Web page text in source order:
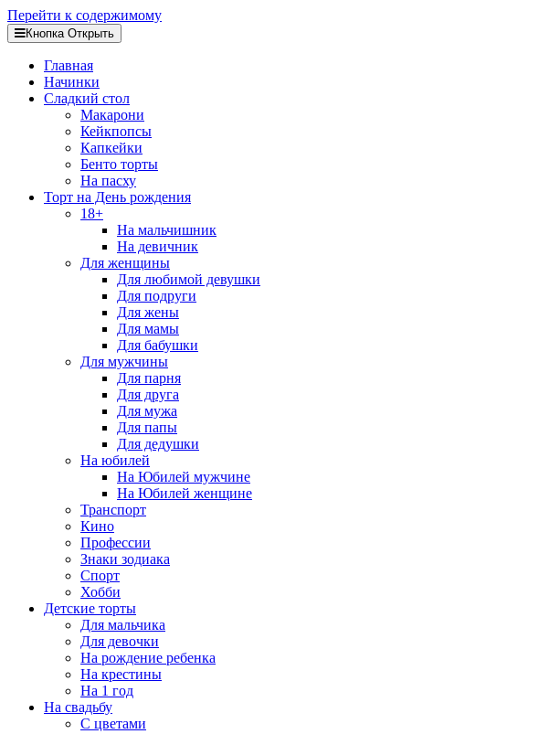
Перейти к содержимому
Кнопка Открыть
Главная
Начинки
Сладкий стол
Макарони
Кейкпопсы
Капкейки
Бенто торты
На пасху
Торт на День рождения
18+
На мальчишник
На девичник
Для женщины
Для любимой девушки
Для подруги
Для жены
Для мамы
Для бабушки
Для мужчины
Для парня
Для друга
Для мужа
Для папы
Для дедушки
На юбилей
На Юбилей мужчине
На Юбилей женщине
Транспорт
Кино
Профессии
Знаки зодиака
Спорт
Хобби
Детские торты
Для мальчика
Для девочки
На рождение ребенка
На крестины
На 1 год
На свадьбу
С цветами